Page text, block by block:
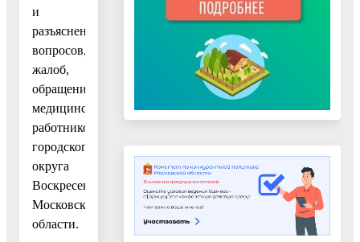
и
разъяснению
вопросов,
жалоб,
обращений
медицинских
работников
городского
округа
Воскресенск
Московской
области.